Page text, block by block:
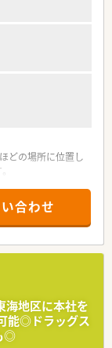
どの場所に位置し
は常時3～4名体制
体制は抜群です。
、復職後も時短勤
別休暇や保存有給
の広域勤務など、
合わせ
海地区に本社を
能◎ドラッグス
◎